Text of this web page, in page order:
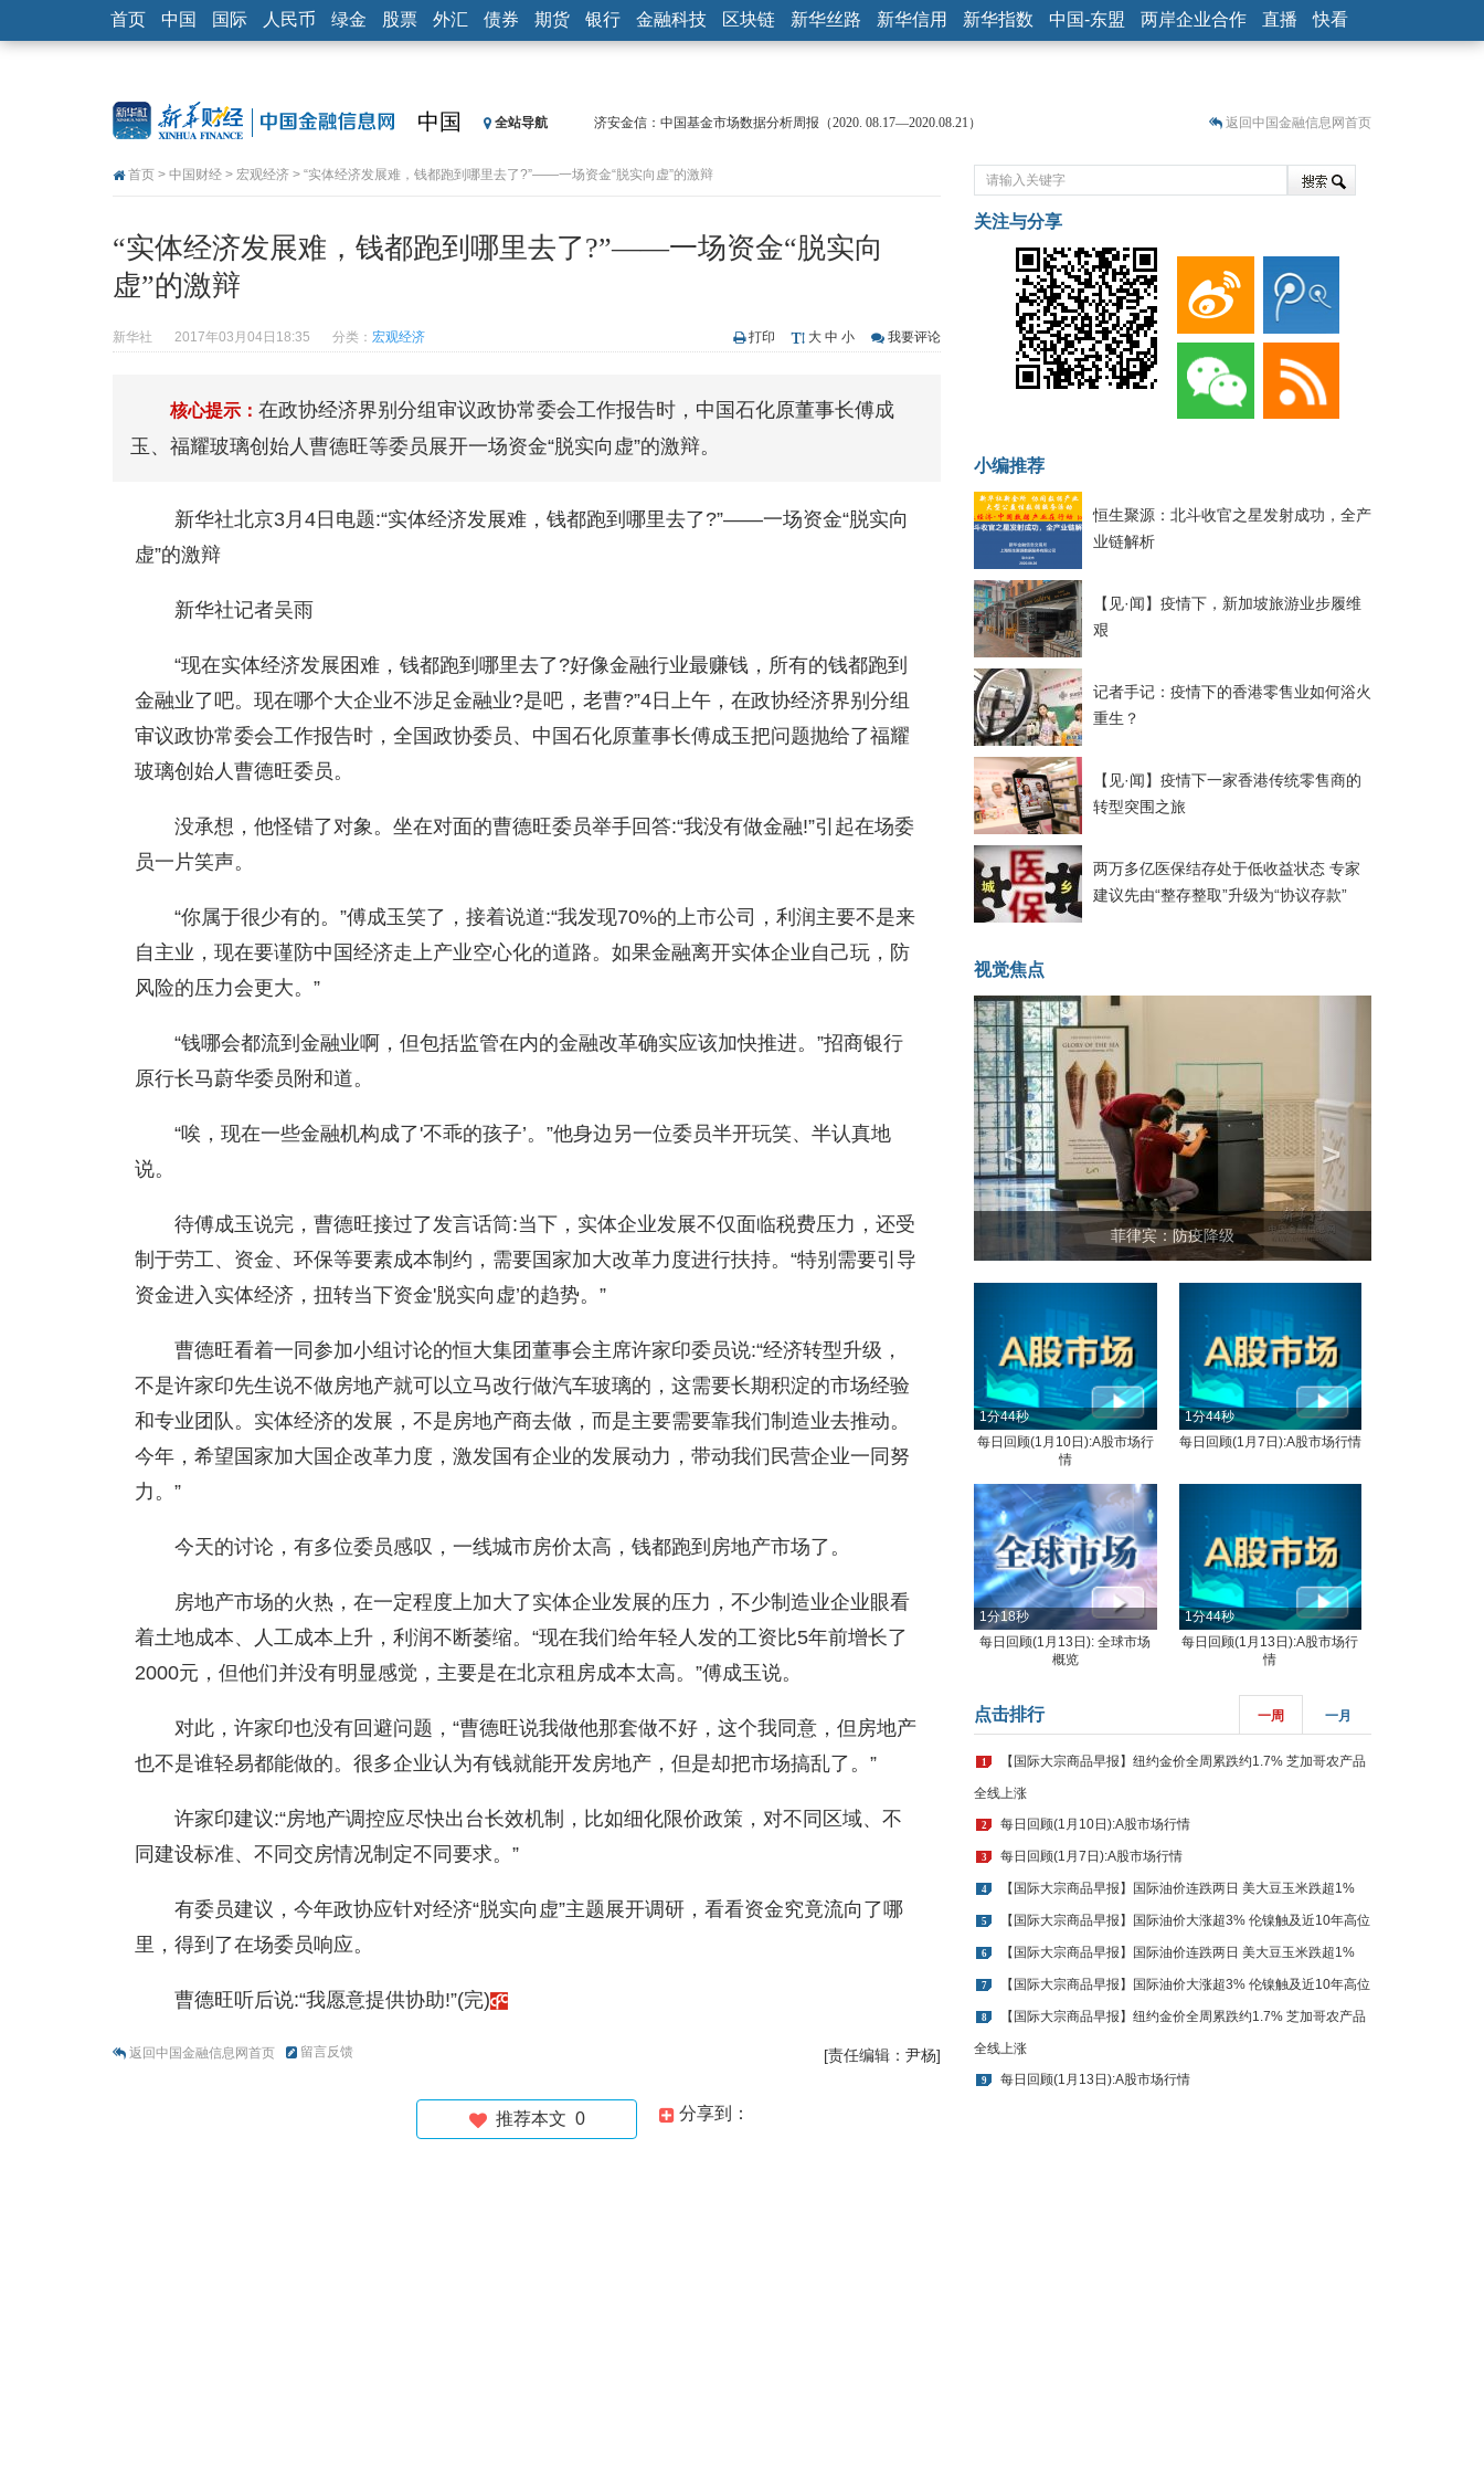
首页 中国 国际 人民币 绿金 股票 外汇 债券 期货 银行 金融科技 区块链 新华丝路 新华信用 新华指数 中国-东盟 两岸企业合作 直播 快看
中国 全站导航
记者手记：疫情下的香港零售业如何浴火重生？
济安金信：中国基金市场数据分析周报（2020. 07.27—2020.07.31）
【新华财经调查】同业存单、结构性存款玩起“跷跷板” 结构性失衡藏
沥青期货连续两日涨逾3% 沪银及两粕涨势喜人
济安金信：中国基金市场数据分析周报（2020. 08.17—2020.08.21）
返回中国金融信息网首页
首页 > 中国财经 > 宏观经济 > “实体经济发展难，钱都跑到哪里去了?”——一场资金“脱实向虚”的激辩
“实体经济发展难，钱都跑到哪里去了?”——一场资金“脱实向
虚”的激辩
新华社 2017年03月04日18:35 分类： 宏观经济 打印 大 中 小 我要评论
核心提示： 在政协经济界别分组审议政协常委会工作报告时，中国石化原董事长傅成
玉、福耀玻璃创始人曹德旺等委员展开一场资金“脱实向虚”的激辩。
新华社北京3月4日电题:“实体经济发展难，钱都跑到哪里去了?”——一场资金“脱实向
虚”的激辩
新华社记者吴雨
“现在实体经济发展困难，钱都跑到哪里去了?好像金融行业最赚钱，所有的钱都跑到
金融业了吧。现在哪个大企业不涉足金融业?是吧，老曹?”4日上午，在政协经济界别分组
审议政协常委会工作报告时，全国政协委员、中国石化原董事长傅成玉把问题抛给了福耀
玻璃创始人曹德旺委员。
没承想，他怪错了对象。坐在对面的曹德旺委员举手回答:“我没有做金融!”引起在场委
员一片笑声。
“你属于很少有的。”傅成玉笑了，接着说道:“我发现70%的上市公司，利润主要不是来
自主业，现在要谨防中国经济走上产业空心化的道路。如果金融离开实体企业自己玩，防
风险的压力会更大。”
“钱哪会都流到金融业啊，但包括监管在内的金融改革确实应该加快推进。”招商银行
原行长马蔚华委员附和道。
“唉，现在一些金融机构成了'不乖的孩子’。”他身边另一位委员半开玩笑、半认真地
说。
待傅成玉说完，曹德旺接过了发言话筒:当下，实体企业发展不仅面临税费压力，还受
制于劳工、资金、环保等要素成本制约，需要国家加大改革力度进行扶持。“特别需要引导
资金进入实体经济，扭转当下资金'脱实向虚’的趋势。”
曹德旺看着一同参加小组讨论的恒大集团董事会主席许家印委员说:“经济转型升级，
不是许家印先生说不做房地产就可以立马改行做汽车玻璃的，这需要长期积淀的市场经验
和专业团队。实体经济的发展，不是房地产商去做，而是主要需要靠我们制造业去推动。
今年，希望国家加大国企改革力度，激发国有企业的发展动力，带动我们民营企业一同努
力。”
今天的讨论，有多位委员感叹，一线城市房价太高，钱都跑到房地产市场了。
房地产市场的火热，在一定程度上加大了实体企业发展的压力，不少制造业企业眼看
着土地成本、人工成本上升，利润不断萎缩。“现在我们给年轻人发的工资比5年前增长了
2000元，但他们并没有明显感觉，主要是在北京租房成本太高。”傅成玉说。
对此，许家印也没有回避问题，“曹德旺说我做他那套做不好，这个我同意，但房地产
也不是谁轻易都能做的。很多企业认为有钱就能开发房地产，但是却把市场搞乱了。”
许家印建议:“房地产调控应尽快出台长效机制，比如细化限价政策，对不同区域、不
同建设标准、不同交房情况制定不同要求。”
有委员建议，今年政协应针对经济“脱实向虚”主题展开调研，看看资金究竟流向了哪
里，得到了在场委员响应。
曹德旺听后说:“我愿意提供协助!”(完)
返回中国金融信息网首页 留言反馈 [责任编辑：尹杨]
分享到：
推荐本文 0
关注与分享
小编推荐
恒生聚源：北斗收官之星发射成功，全产
业链解析
【见·闻】疫情下，新加坡旅游业步履维
艰
记者手记：疫情下的香港零售业如何浴火
重生？
【见·闻】疫情下一家香港传统零售商的
转型突围之旅
两万多亿医保结存处于低收益状态 专家
建议先由“整存整取”升级为“协议存款”
视觉焦点
菲律宾：防疫降级
< >
1分44秒
每日回顾(1月10日):A股市场行
情
1分44秒
每日回顾(1月7日):A股市场行情
1分18秒
每日回顾(1月13日): 全球市场
概览
1分44秒
每日回顾(1月13日):A股市场行
情
点击排行 一周 一月
1 【国际大宗商品早报】纽约金价全周累跌约1.7% 芝加哥农产品
全线上涨
2 每日回顾(1月10日):A股市场行情
3 每日回顾(1月7日):A股市场行情
4 【国际大宗商品早报】国际油价连跌两日 美大豆玉米跌超1%
5 【国际大宗商品早报】国际油价大涨超3% 伦镍触及近10年高位
6 【国际大宗商品早报】国际油价连跌两日 美大豆玉米跌超1%
7 【国际大宗商品早报】国际油价大涨超3% 伦镍触及近10年高位
8 【国际大宗商品早报】纽约金价全周累跌约1.7% 芝加哥农产品
全线上涨
9 每日回顾(1月13日):A股市场行情